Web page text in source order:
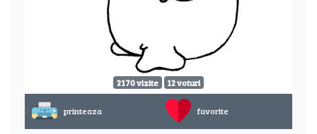
2170 vizite 12 voturi
printeaza favorite